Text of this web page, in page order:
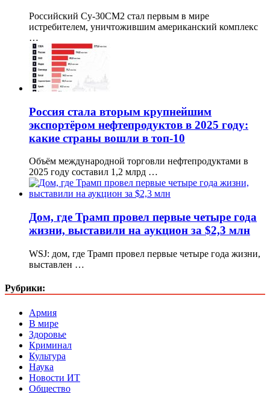
Российский Су-30СМ2 стал первым в мире
истребителем, уничтожившим американский комплекс
…
Россия стала вторым крупнейшим
экспортёром нефтепродуктов в 2025 году:
какие страны вошли в топ-10
Объём международной торговли нефтепродуктами в
2025 году составил 1,2 млрд …
Дом, где Трамп провел первые четыре года
жизни, выставили на аукцион за $2,3 млн
WSJ: дом, где Трамп провел первые четыре года жизни,
выставлен …
Рубрики:
Армия
В мире
Здоровье
Криминал
Культура
Наука
Новости ИТ
Общество